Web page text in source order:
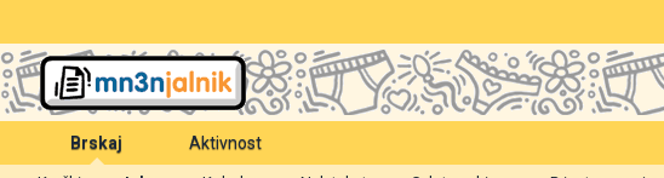
Brskaj Aktivnost